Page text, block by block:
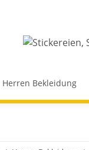
Herren Bekleidung